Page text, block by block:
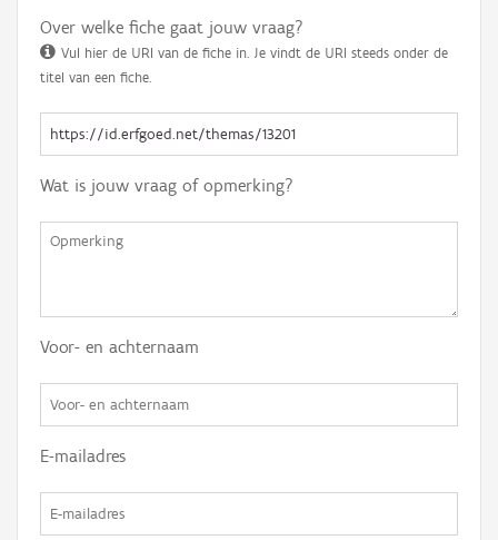
Over welke fiche gaat jouw vraag?
Vul hier de URI van de fiche in. Je vindt de URI steeds onder de
titel van een fiche.
Wat is jouw vraag of opmerking?
Voor- en achternaam
E-mailadres